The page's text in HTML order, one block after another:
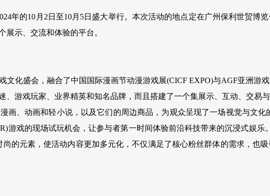
年的10月2日至10月5日盛大举行。本次活动的地点定在广州保利世贸博
展示、交流和体验的平台。
化盛会，融合了中国国际漫画节动漫游戏展(CICF EXPO)与AGF亚洲游
、游戏玩家、业界精英和知名品牌，而且搭建了一个集展示、互动、交易
画、动画和轻小说，以及它们的周边商品，为观众呈现了一场视觉与文
游戏的现场试玩机会，让参与者第一时间体验前沿科技带来的沉浸式娱
的元素，使活动内容更加多元化，不仅满足了核心粉丝群体的需求，也